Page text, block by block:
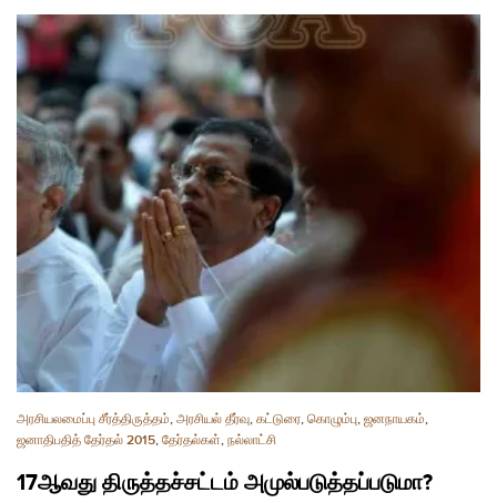
அரசியலமைப்பு சீர்த்திருத்தம், அரசியல் தீர்வு, கட்டுரை, கொழும்பு, ஜனநாயகம்,
ஜனாதிபதித் தேர்தல் 2015, தேர்தல்கள், நல்லாட்சி
17ஆவது திருத்தச்சட்டம் அமுல்படுத்தப்படுமா?